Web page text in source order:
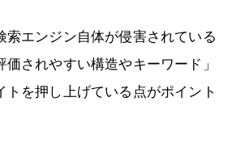
索エンジン自体が侵害されている
されやすい構造やキーワード」
トを押し上げている点がポイント